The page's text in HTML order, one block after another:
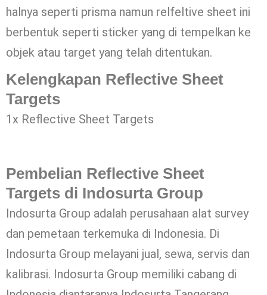
halnya seperti prisma namun relfeltive sheet ini
berbentuk seperti sticker yang di tempelkan ke
objek atau target yang telah ditentukan.
Kelengkapan Reflective Sheet
Targets
1x Reflective Sheet Targets
Pembelian Reflective Sheet
Targets di Indosurta Group
Indosurta Group adalah perusahaan alat survey
dan pemetaan terkemuka di Indonesia. Di
Indosurta Group melayani jual, sewa, servis dan
kalibrasi. Indosurta Group memiliki cabang di